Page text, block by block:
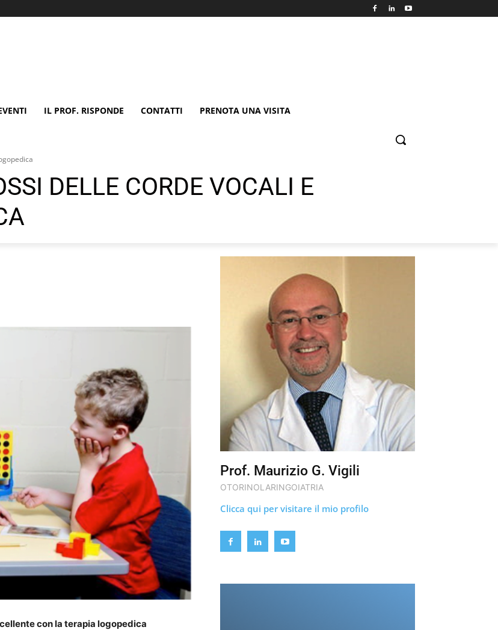
IL PROF. RISPONDE CONTATTI PRENOTA UNA VISITA
DELLE CORDE VOCALI E
con la terapia logopedica
Prof. Maurizio G. Vigili
OTORINOLARINGOIATRIA
Clicca qui per visitare il mio profilo